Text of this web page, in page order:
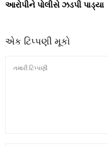
આરોપીને પોલીસે ઝડપી પાડ્યા
એક ટિપ્પણી મૂકો